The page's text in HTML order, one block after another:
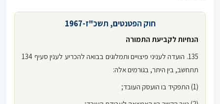
חוק הפטנטים, תשכ"ז-1967
הנחיות לקביעת התמורה
135. הועדה לעניני פיצויים ותמלוגים בבואה להכריע לענין סעיף 134
תתחשב, בין היתר, בגורמים אלה:
(1) התפקיד בו הועסק העובד;